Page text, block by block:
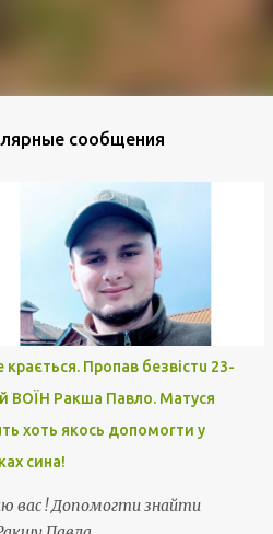
сообщения
крається. Пропав безвістu 23-
ВОЇН Ракша Павло. Матуся
хоть якось допомоrти у
сина!
вас ! Допомогти знайти